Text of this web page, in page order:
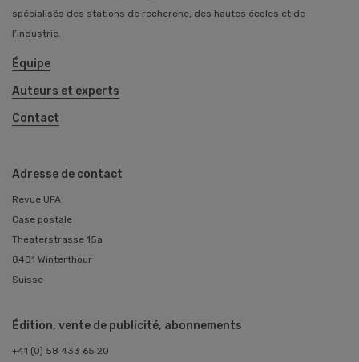
spécialisés des stations de recherche, des hautes écoles et de
l’industrie.
Équipe
Auteurs et experts
Contact
Adresse de contact
Revue UFA
Case postale
Theaterstrasse 15a
8401 Winterthour
Suisse
Édition, vente de publicité, abonnements
+41 (0) 58 433 65 20